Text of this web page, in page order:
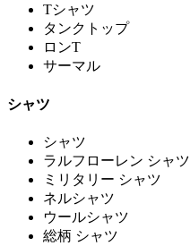
Tシャツ
タンクトップ
ロンT
サーマル
シャツ
シャツ
ラルフローレン シャツ
ミリタリー シャツ
ネルシャツ
ウールシャツ
総柄 シャツ